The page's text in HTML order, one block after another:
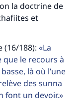
la doctrine de
et
(16/188):
La
le recours à
là où l’une
des sunna
font un devoir.
la vie de
à votre
lui) a dit: